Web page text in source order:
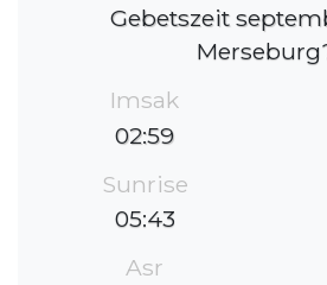
Gebetszeit
Imsak
02:59
Sunrise
05:43
Asr